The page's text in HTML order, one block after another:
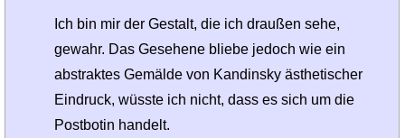
Ich bin mir der Gestalt, die ich draußen sehe,
gewahr. Das Gesehene bliebe jedoch wie ein
abstraktes Gemälde von Kandinsky ästhetischer
Eindruck, wüsste ich nicht, dass es sich um die
Postbotin handelt.